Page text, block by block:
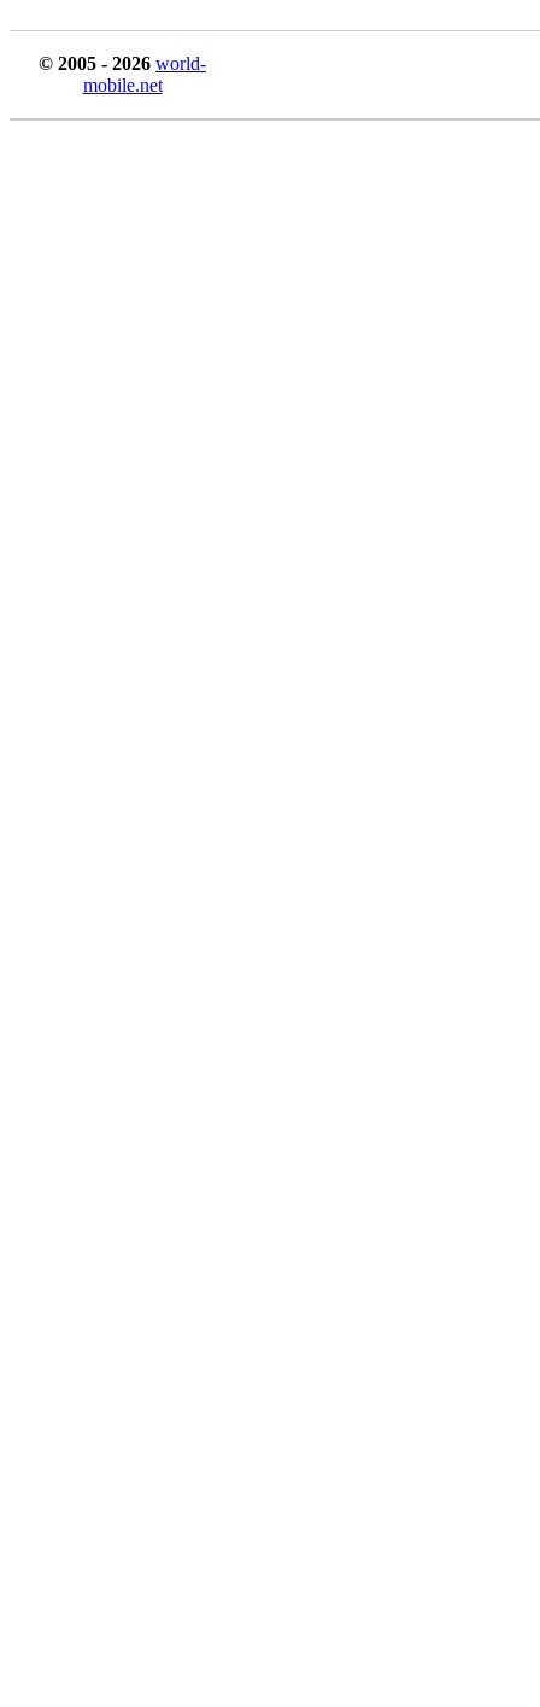
© 2005 - 2026 world-
mobile.net